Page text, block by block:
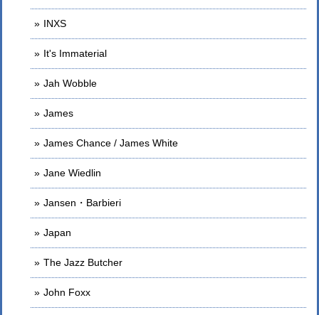
INXS
It's Immaterial
Jah Wobble
James
James Chance / James White
Jane Wiedlin
Jansen・Barbieri
Japan
The Jazz Butcher
John Foxx